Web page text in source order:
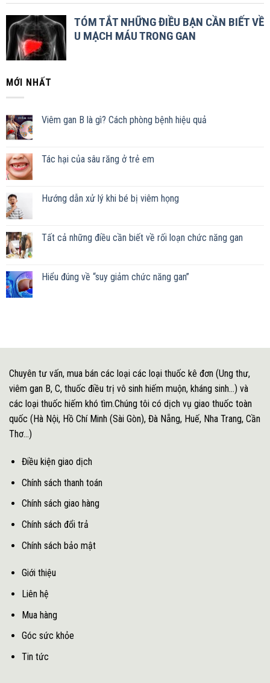
MỚI NHẤT
Viêm gan B là gì? Cách phòng bệnh hiệu quả
Tác hại của sâu răng ở trẻ em
Hướng dẫn xử lý khi bé bị viêm họng
Tất cả những điều cần biết về rối loạn chức năng gan
Hiểu đúng về “suy giảm chức năng gan”
Chuyên tư vấn, mua bán các loại các loại thuốc kê đơn (Ung thư,
viêm gan B, C, thuốc điều trị vô sinh hiếm muộn, kháng sinh...) và
các loại thuốc hiếm khó tìm.Chúng tôi có dịch vụ giao thuốc toàn
quốc (Hà Nội, Hồ Chí Minh (Sài Gòn), Đà Nẵng, Huế, Nha Trang, Cần
Thơ...)
Điều kiện giao dịch
Chính sách thanh toán
Chính sách giao hàng
Chính sách đổi trả
Chính sách bảo mật
Giới thiệu
Liên hệ
Mua hàng
Góc sức khỏe
Tin tức